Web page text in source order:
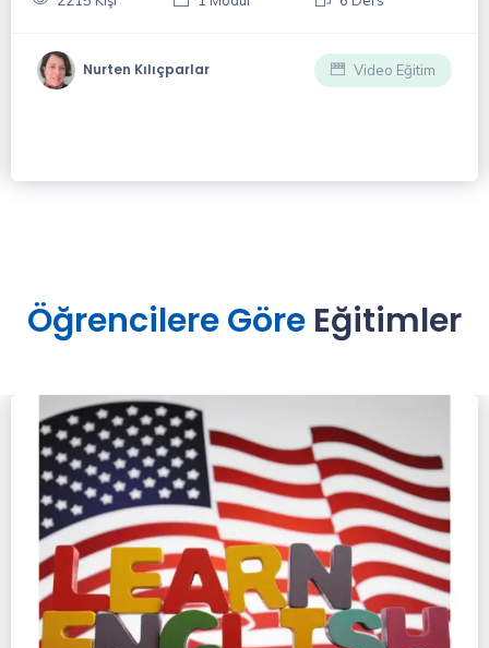
Nurten Kılıçparlar Video Eğitim
Öğrencilere Göre Eğitimler